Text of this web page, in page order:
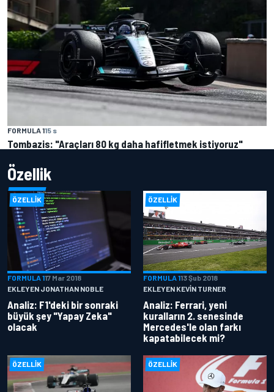
FORMULA 115 s
Tombazis: "Araçları 80 kg daha hafifletmek istiyoruz"
Özellik
ÖZELLIK
FORMULA 117 Mar 2018
EKLEYEN JONATHAN NOBLE
Analiz: F1'deki bir sonraki
büyük şey "Yapay Zeka"
olacak
ÖZELLIK
FORMULA 113 Şub 2018
EKLEYEN KEVIN TURNER
Analiz: Ferrari, yeni
kuralların 2. senesinde
Mercedes'le olan farkı
kapatabilecek mi?
ÖZELLIK ÖZELLIK